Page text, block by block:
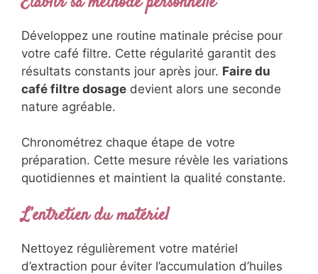
Développez une routine matinale précise pour
votre café filtre. Cette régularité garantit des
résultats constants jour après jour. Faire du
café filtre dosage devient alors une seconde
nature agréable.
Chronométrez chaque étape de votre
préparation. Cette mesure révèle les variations
quotidiennes et maintient la qualité constante.
L’entretien du matériel
Nettoyez régulièrement votre matériel
d’extraction pour éviter l’accumulation d’huiles